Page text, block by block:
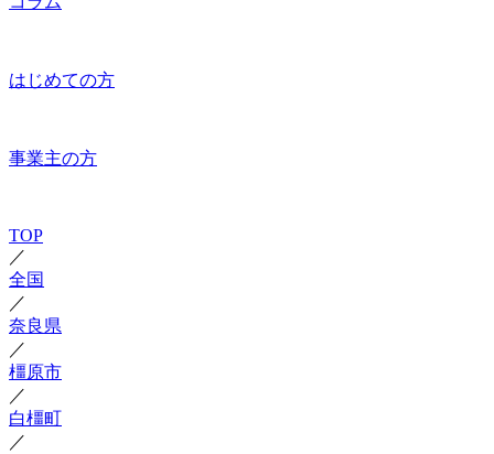
はじめての方
事業主の方
TOP
／
全国
／
奈良県
／
橿原市
／
白橿町
／